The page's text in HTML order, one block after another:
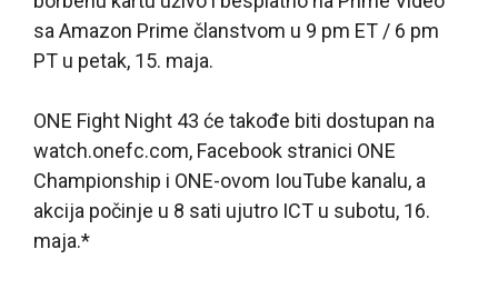
sa Amazon Prime članstvom u 9 pm ET / 6 pm
PT u petak, 15. maja.
ONE Fight Night 43 će takođe biti dostupan na
watch.onefc.com, Facebook stranici ONE
Championship i ONE-ovom IouTube kanalu, a
akcija počinje u 8 sati ujutro ICT u subotu, 16.
maja.*